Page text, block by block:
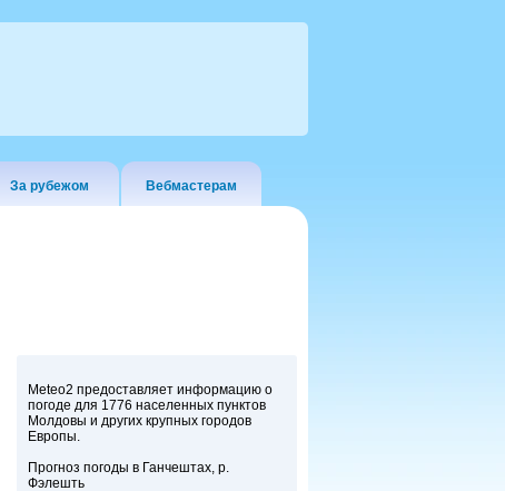
За рубежом Вебмастерам
Meteo2 предоставляет информацию о
погоде для 1776 населенных пунктов
Молдовы и других крупных городов
Европы.
Прогноз погоды в Ганчештах, р.
Фэлешть